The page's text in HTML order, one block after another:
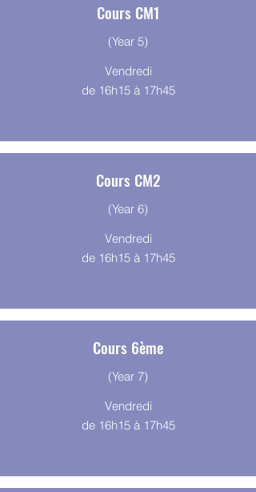
Cours CM1
(Year 5)
Vendredi
de 16h15 à 17h45
Cours CM2
(Year 6)
Vendredi
de 16h15 à 17h45
Cours 6ème
(Year 7)
Vendredi
de 16h15 à 17h45